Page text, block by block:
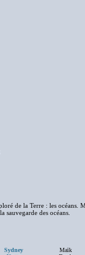
de la Terre : les océans.
sauvegarde des océans.
Sydney
Maïk